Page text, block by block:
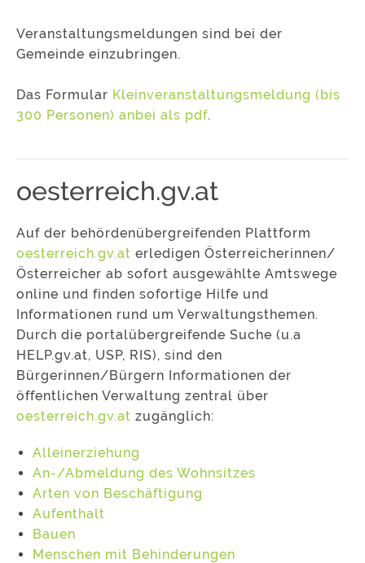
Veranstaltungsmeldungen sind bei der
Gemeinde einzubringen.
Das Formular Kleinveranstaltungsmeldung (bis
300 Personen) anbei als pdf.
oesterreich.gv.at
Auf der behördenübergreifenden Plattform
oesterreich.gv.at erledigen Österreicherinnen/
Österreicher ab sofort ausgewählte Amtswege
online und finden sofortige Hilfe und
Informationen rund um Verwaltungsthemen.
Durch die portalübergreifende Suche (u.a
HELP.gv.at, USP, RIS), sind den
Bürgerinnen/Bürgern Informationen der
öffentlichen Verwaltung zentral über
oesterreich.gv.at zugänglich:
Alleinerziehung
An-/Abmeldung des Wohnsitzes
Arten von Beschäftigung
Aufenthalt
Bauen
Menschen mit Behinderungen